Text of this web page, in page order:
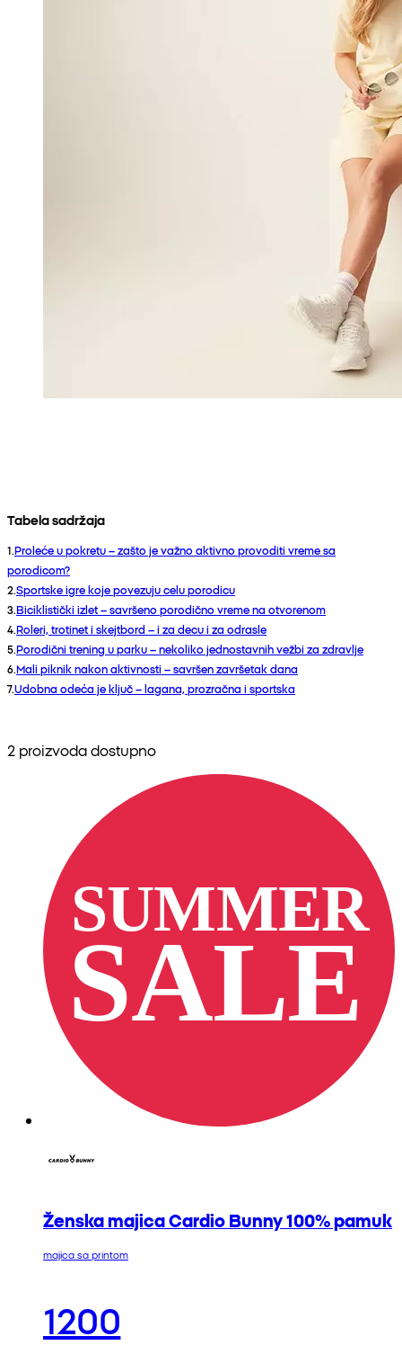
Tabela sadržaja
1.Proleće u pokretu – zašto je važno aktivno provoditi vreme sa
porodicom?
2.Sportske igre koje povezuju celu porodicu
3.Biciklistički izlet – savršeno porodično vreme na otvorenom
4.Roleri, trotinet i skejtbord – i za decu i za odrasle
5.Porodični trening u parku – nekoliko jednostavnih vežbi za zdravlje
6.Mali piknik nakon aktivnosti – savršen završetak dana
7.Udobna odeća je ključ – lagana, prozračna i sportska
2 proizvoda dostupno
Ženska majica Cardio Bunny 100% pamuk
majica sa printom
1200